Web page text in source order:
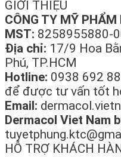
GIỚI THIỆU
CÔNG TY MỸ PHẨM
MST: 8258955880-
Địa chỉ: 17/9 Hoa
Phú, TP.HCM
Hotline: 0938 692
để được tư vấn tốt
Email:
Dermacol Viet Nam
HỖ TRỢ KHÁCH